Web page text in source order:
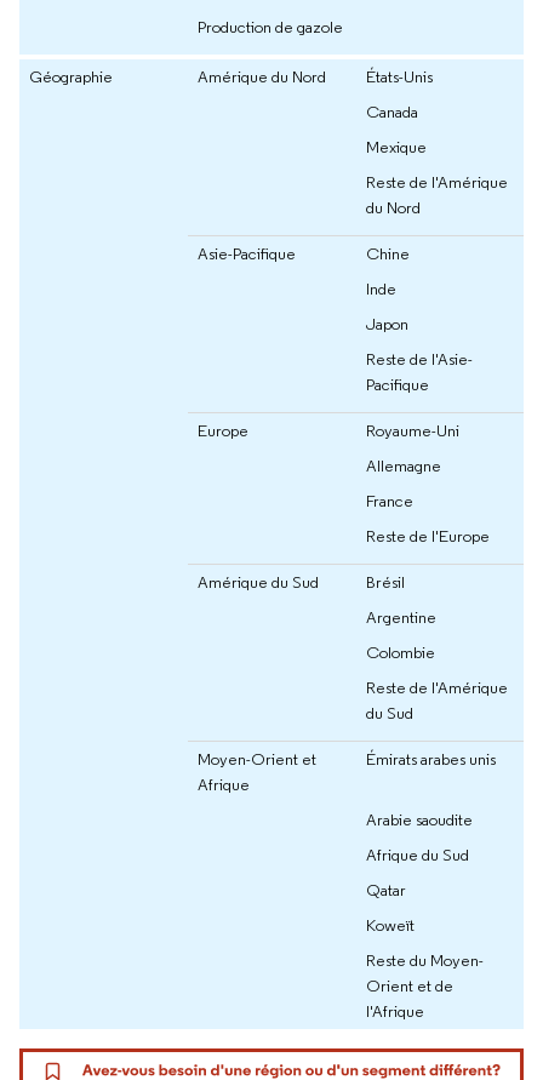
Production de gazole
Géographie Amérique du Nord
États-Unis
Canada
Mexique
Reste de l'Amérique
du Nord
Asie-Pacifique
Chine
Inde
Japon
Reste de l'Asie-
Pacifique
Europe
Royaume-Uni
Allemagne
France
Reste de l'Europe
Amérique du Sud
Brésil
Argentine
Colombie
Reste de l'Amérique
du Sud
Moyen-Orient et
Afrique
Émirats arabes unis
Arabie saoudite
Afrique du Sud
Qatar
Koweït
Reste du Moyen-
Orient et de
l'Afrique